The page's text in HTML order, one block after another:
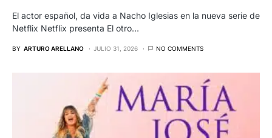
El actor español, da vida a Nacho Iglesias en la nueva serie de
Netflix Netflix presenta El otro…
BY ARTURO ARELLANO JULIO 31, 2026 NO COMMENTS